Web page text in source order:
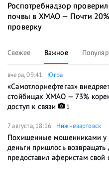
Роспотребнадзор
почвы в ХМАО — Почти
проверку
Свежее Важное
вчера, 09:41 Югра
«Самотлорнефтегаз»
стойбищах ХМАО — 73%
доступ к связи
1
7 августа, 18:16 Нижневартовск
Похищенные мошенниками у
деньги пришлось
предоставил аферистам свой